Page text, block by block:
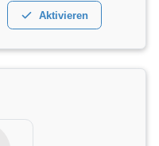
Aktivieren